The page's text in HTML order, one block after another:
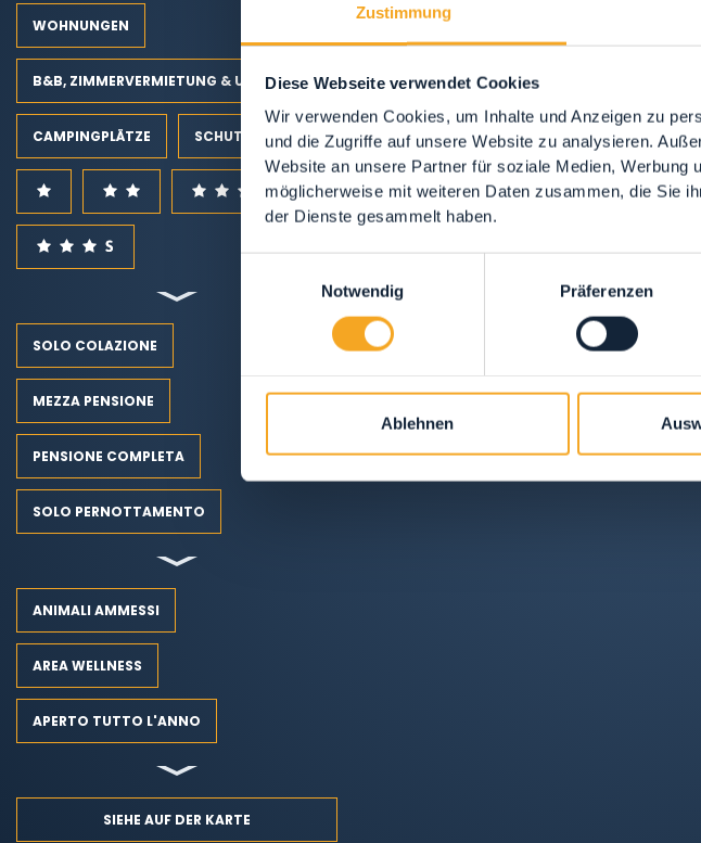
Zustimmung
Diese Webseite verwendet Cookies
Wir verwenden Cookies, um Inhalte und Anzeigen zu
und die Zugriffe auf unsere Website zu analysieren.
Website an unsere Partner für soziale Medien,
möglicherweise mit weiteren Daten zusammen, die Sie
der Dienste gesammelt haben.
Notwendig
Präferenzen
Ablehnen
WOHNUNGEN
B&B, ZIMMERVERMIETUNG & UNTERKÜNFTE AUF DEM LAND
CAMPINGPLÄTZE SCHUTZHÜTTEN
SOLO COLAZIONE
MEZZA PENSIONE
PENSIONE COMPLETA
SOLO PERNOTTAMENTO
ANIMALI AMMESSI
AREA WELLNESS
APERTO TUTTO L'ANNO
SIEHE AUF DER KARTE